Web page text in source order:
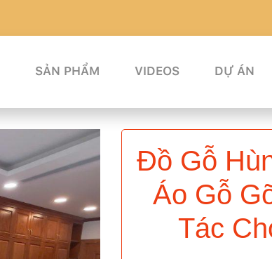
SẢN PHẨM VIDEOS DỰ ÁN
Đồ Gỗ
Áo Gỗ
Tác